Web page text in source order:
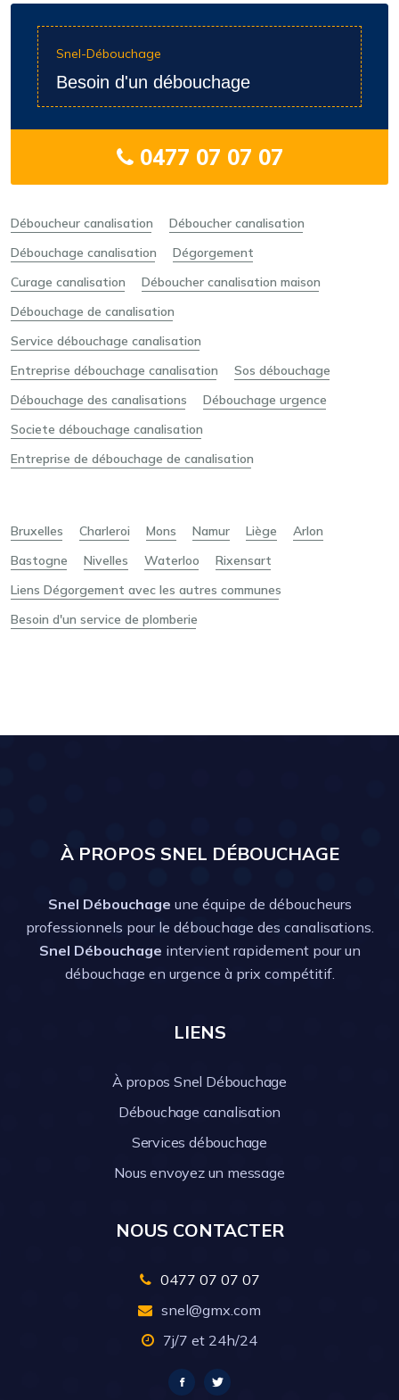
Snel-Débouchage
Besoin d'un débouchage
0477 07 07 07
Déboucheur canalisation
Déboucher canalisation
Débouchage canalisation
Dégorgement
Curage canalisation
Déboucher canalisation maison
Débouchage de canalisation
Service débouchage canalisation
Entreprise débouchage canalisation
Sos débouchage
Débouchage des canalisations
Débouchage urgence
Societe débouchage canalisation
Entreprise de débouchage de canalisation
Bruxelles Charleroi Mons Namur Liège
Arlon
Bastogne
Nivelles Waterloo
Rixensart
Liens Dégorgement avec les autres communes
Besoin d'un service de plomberie
À PROPOS SNEL DÉBOUCHAGE
Snel Débouchage une équipe de déboucheurs
professionnels pour le débouchage des canalisations.
Snel Débouchage intervient rapidement pour un
débouchage en urgence à prix compétitif.
LIENS
À propos Snel Débouchage
Débouchage canalisation
Services débouchage
Nous envoyez un message
NOUS CONTACTER
0477 07 07 07
snel@gmx.com
7j/7 et 24h/24